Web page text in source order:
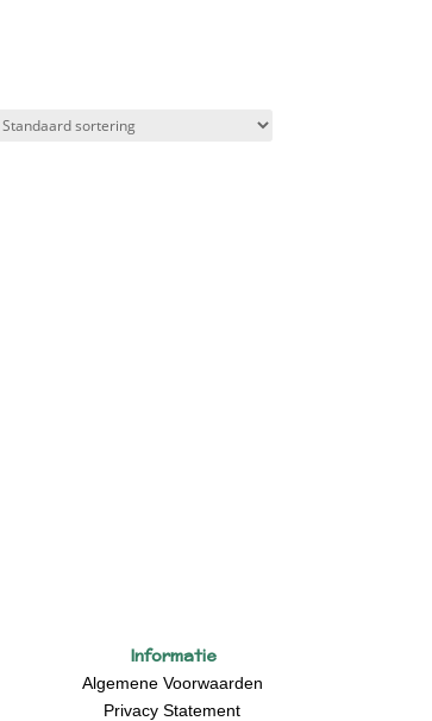
Informatie
Algemene Voorwaarden
Privacy Statement